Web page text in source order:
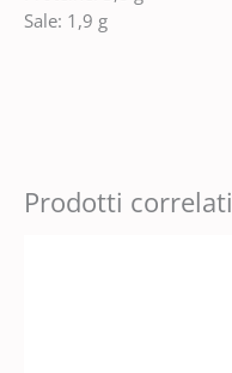
Sale: 1,9 g
Prodotti correlati